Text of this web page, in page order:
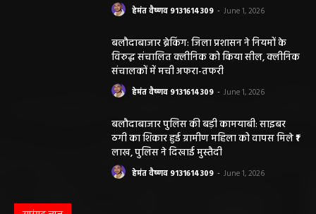
हेमंत वैष्णव 9131614309 - June 1, 2026
बलौदाबाजार ब्रेकिंग: जिला प्रशासन ने नियमों के
विरुद्ध संचालित क्लीनिक को किया सील, क्लीनिक
संचालकों में मची अफरा-तफरी
हेमंत वैष्णव 9131614309 - June 1, 2026
बलौदाबाजार पुलिस की बड़ी कामयाबी: साइबर
ठगी का शिकार हुई ग्रामीण महिला को वापस मिले ₹1
लाख, पुलिस ने दिखाई मुस्तैदी
हेमंत वैष्णव 9131614309 - June 1, 2026